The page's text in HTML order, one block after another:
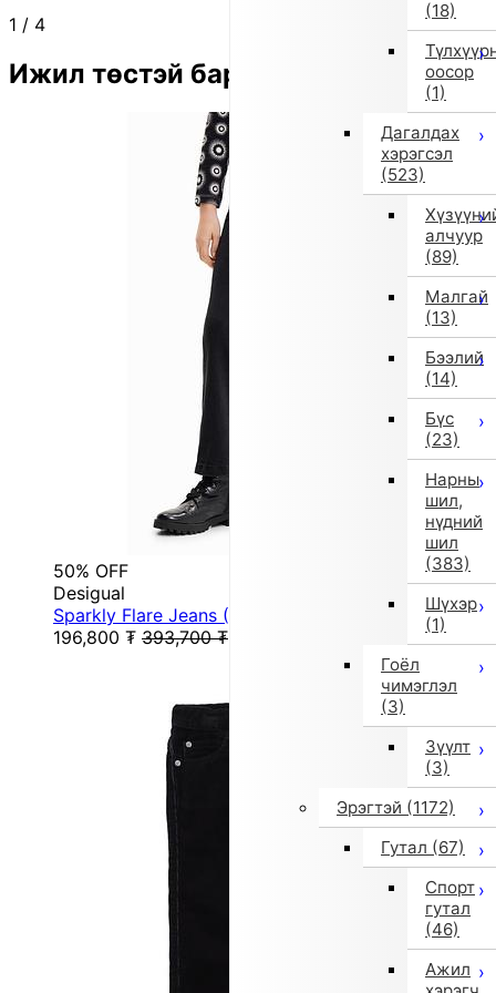
(18)
оосор
(1)
Дагалдах
хэрэгсэл
(523)
алчуур
(89)
Малгай
(13)
Бээлий
(14)
Бүс
(23)
Нарны
шил,
нүдний
шил
(383)
Шүхэр
(1)
Гоёл
чимэглэл
(3)
Зүүлт
(3)
Эрэгтэй (1172)
Гутал (67)
Спорт
гутал
(46)
Ажил
1 / 4
Ижил төстэй бараа
50% OFF
Desigual
Sparkly Flare Jeans (Gray/Black)
196,800 ₮ 393,700 ₮